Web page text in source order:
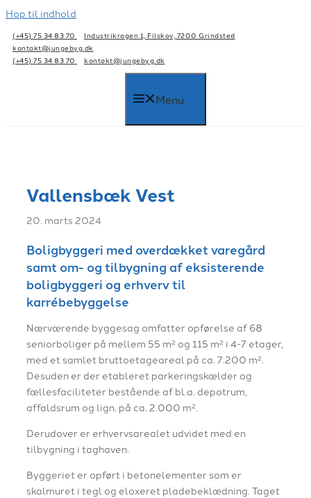
Hop til indhold
(+45) 75 34 83 70
Industrikrogen 1, Filskov, 7200 Grindsted
kontakt@jungebyg.dk
(+45) 75 34 83 70
kontakt@jungebyg.dk
Menu
Vallensbæk Vest
20. marts 2024
Boligbyggeri med overdækket varegård
samt om- og tilbygning af eksisterende
boligbyggeri og erhverv til
karrébebyggelse
Nærværende byggesag omfatter opførelse af 68
seniorboliger på mellem 55 m² og 115 m² i 4-7 etager,
med et samlet bruttoetageareal på ca. 7.200 m².
Desuden er der etableret parkeringskælder og
fællesfaciliteter bestående af bl.a. depotrum,
affaldsrum og lign. på ca. 2.000 m².
Derudover er erhvervsarealet udvidet med en
tilbygning i taghaven.
Byggeriet er opført i betonelementer som er
skalmuret i tegl og eloxeret pladebeklædning. Taget